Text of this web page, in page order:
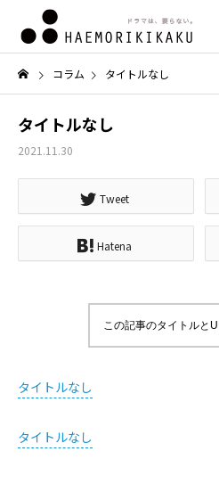
コラム タイトルなし
タイトルなし
2021.11.30
Tweet
Hatena
この記事のタイトルと
タイトルなし
タイトルなし